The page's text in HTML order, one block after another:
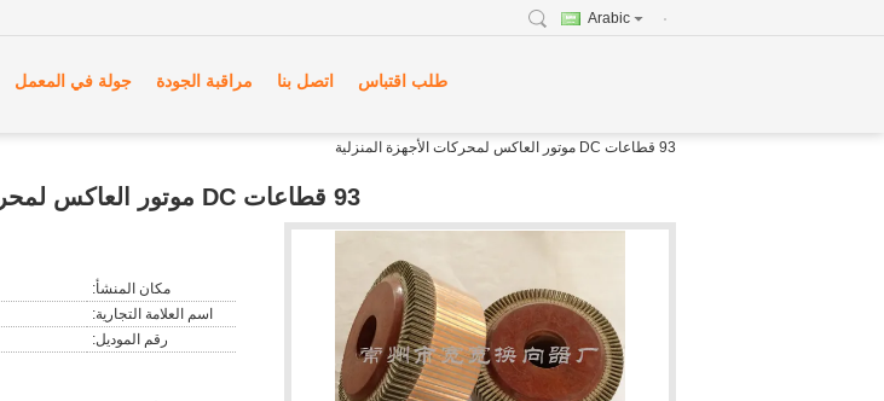
Arabic
جولة في المعمل مراقبة الجودة اتصل بنا طلب اقتباس
93 قطاعات DC موتور العاكس لمحركات الأجهزة المنزلية
93 قطاعات DC موتور العاكس لمحركات الأجهزة المنزلية
مكان المنشأ:
اسم العلامة التجارية:
رقم الموديل: